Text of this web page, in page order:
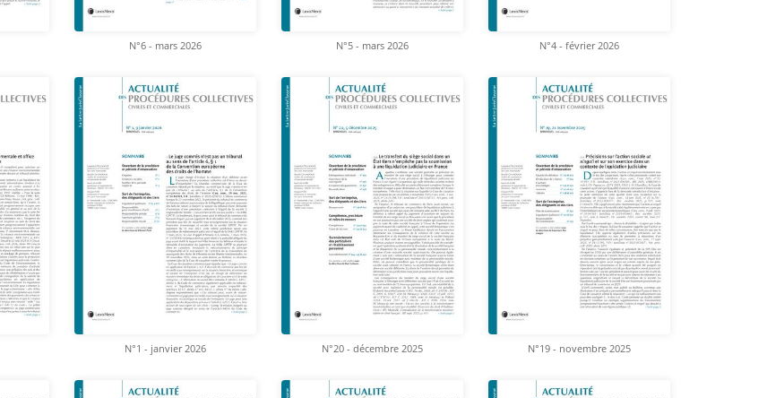
N°6 - mars 2026 N°5 - mars 2026 N°4 - février 2026
N°1 - janvier 2026 N°20 - décembre 2025 N°19 - novembre 2025